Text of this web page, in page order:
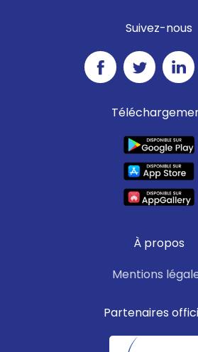
Suivez-nous
À propos
Mentions
Partenaires